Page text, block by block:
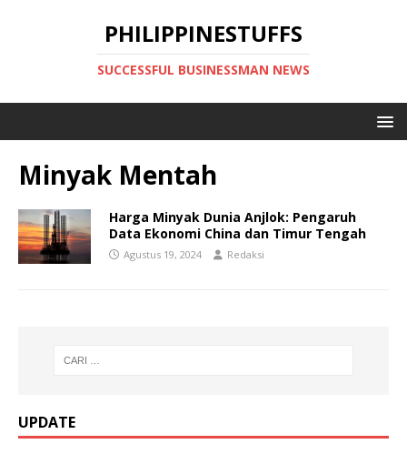
PHILIPPINESTUFFS
SUCCESSFUL BUSINESSMAN NEWS
Minyak Mentah
Harga Minyak Dunia Anjlok: Pengaruh
Data Ekonomi China dan Timur Tengah
Agustus 19, 2024 Redaksi
UPDATE